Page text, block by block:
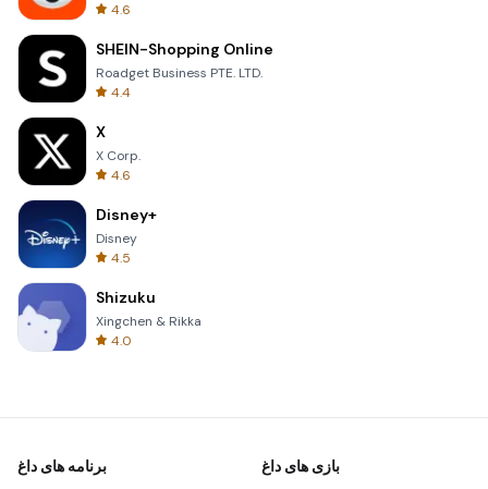
4.6
SHEIN-Shopping Online
Roadget Business PTE. LTD.
4.4
X
X Corp.
4.6
Disney+
Disney
4.5
Shizuku
Xingchen & Rikka
4.0
برنامه های داغ بازی های داغ